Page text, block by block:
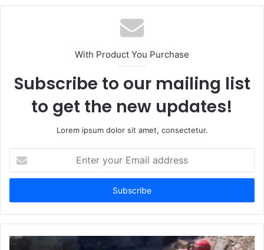
With Product You Purchase
Subscribe to our mailing list
to get the new updates!
Lorem ipsum dolor sit amet, consectetur.
your
Email